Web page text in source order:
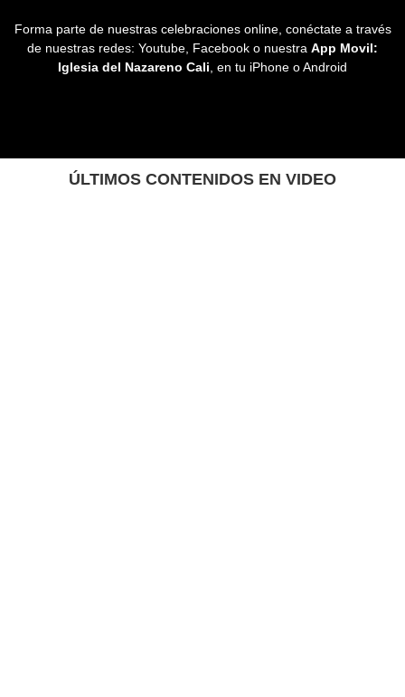
Forma parte de nuestras celebraciones online, conéctate a través
de nuestras redes: Youtube, Facebook o nuestra App Movil:
Iglesia del Nazareno Cali , en tu iPhone o Android
ÚLTIMOS CONTENIDOS EN VIDEO